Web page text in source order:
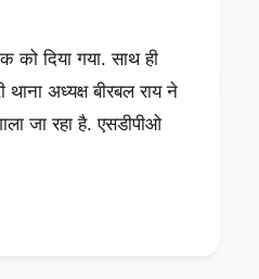
दिया गया. साथ ही
अध्यक्ष बीरबल राय ने
जा रहा है. एसडीपीओ